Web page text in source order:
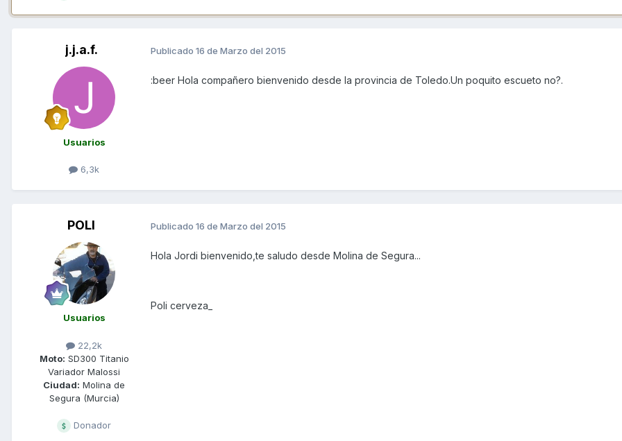
j.j.a.f.
Usuarios
6,3k
Publicado 16 de Marzo del 2015
:beer Hola compañero bienvenido desde la provincia de Toledo.Un poquito escueto no?.
POLI
Usuarios
22,2k
Moto: SD300 Titanio
Variador Malossi
Ciudad: Molina de
Segura (Murcia)
Donador
Publicado 16 de Marzo del 2015
Hola Jordi bienvenido,te saludo desde Molina de Segura...
Poli cerveza_